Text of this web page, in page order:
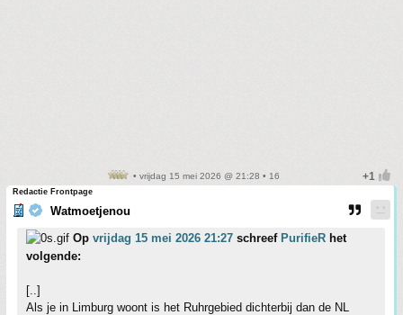
• vrijdag 15 mei 2026 @ 21:28 • 16
Redactie Frontpage
Watmoetjenou
Op vrijdag 15 mei 2026 21:27 schreef PurifieR het
volgende:
[..]
Als je in Limburg woont is het Ruhrgebied dichterbij dan de NL